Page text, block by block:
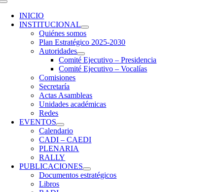
Toggle
Navigation
INICIO
INSTITUCIONAL
Quiénes somos
Plan Estratégico 2025-2030
Autoridades
Comité Ejecutivo – Presidencia
Comité Ejecutivo – Vocalías
Comisiones
Secretaría
Actas Asambleas
Unidades académicas
Redes
EVENTOS
Calendario
CADI – CAEDI
PLENARIA
RALLY
PUBLICACIONES
Documentos estratégicos
Libros